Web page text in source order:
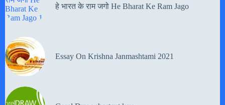
हे भारत के राम जगो He Bharat Ke Ram Jago
Essay On Krishna Janmashtami 2021